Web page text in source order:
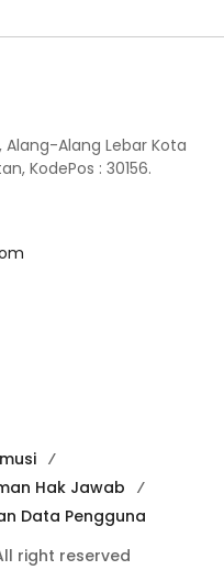
Alang-Alang Lebar Kota
KodePos : 30156.
Hak Jawab
Data Pengguna
right reserved